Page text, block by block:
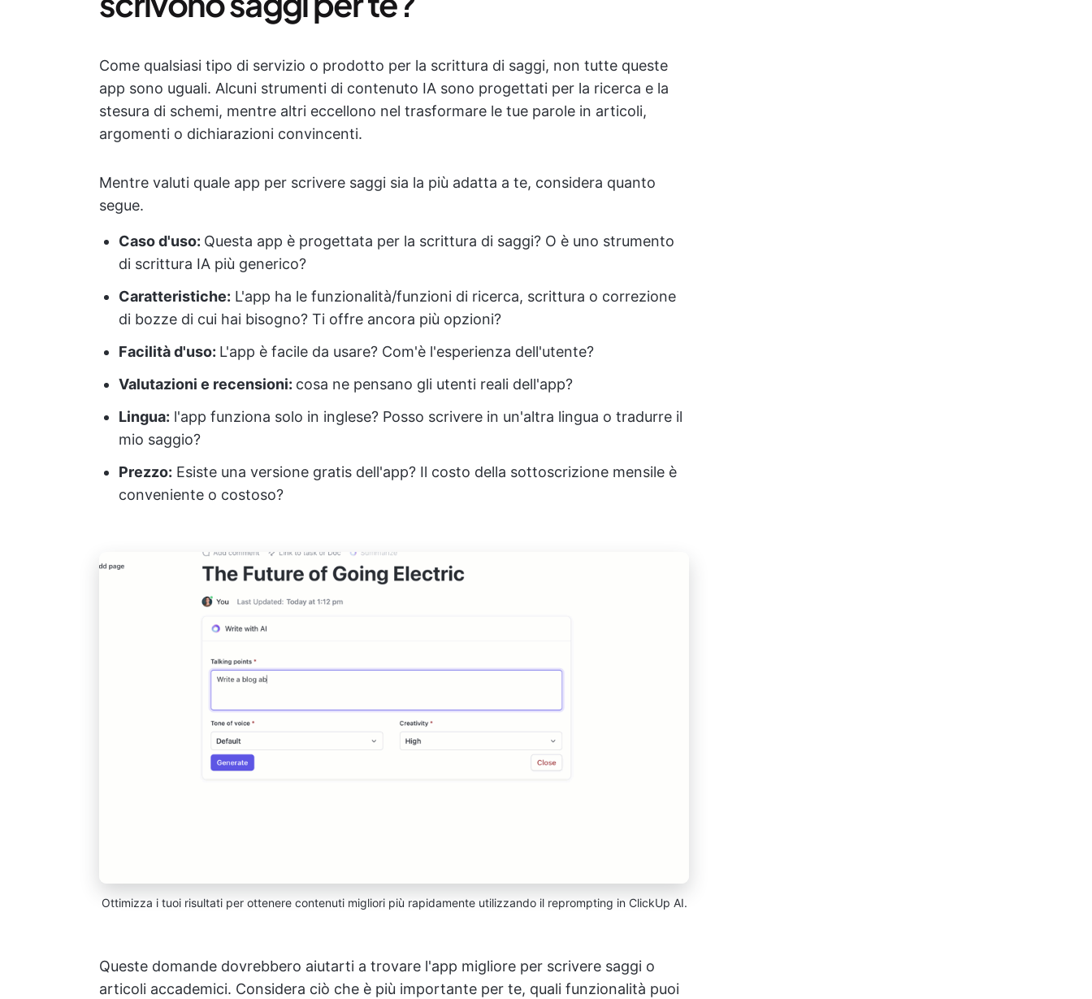
Come qualsiasi tipo di servizio o prodotto per la scrittura di saggi, non tutte queste
app sono uguali. Alcuni strumenti di contenuto IA sono progettati per la ricerca e la
stesura di schemi, mentre altri eccellono nel trasformare le tue parole in articoli,
argomenti o dichiarazioni convincenti.
Mentre valuti quale app per scrivere saggi sia la più adatta a te, considera quanto
segue.
Caso d'uso: Questa app è progettata per la scrittura di saggi? O è uno strumento
di scrittura IA più generico?
Caratteristiche: L'app ha le funzionalità/funzioni di ricerca, scrittura o correzione
di bozze di cui hai bisogno? Ti offre ancora più opzioni?
Facilità d'uso: L'app è facile da usare? Com'è l'esperienza dell'utente?
Valutazioni e recensioni: cosa ne pensano gli utenti reali dell'app?
Lingua: l'app funziona solo in inglese? Posso scrivere in un'altra lingua o tradurre il
mio saggio?
Prezzo: Esiste una versione gratis dell'app? Il costo della sottoscrizione mensile è
conveniente o costoso?
Ottimizza i tuoi risultati per ottenere contenuti migliori più rapidamente utilizzando il reprompting in ClickUp AI.
Queste domande dovrebbero aiutarti a trovare l'app migliore per scrivere saggi o
articoli accademici. Considera ciò che è più importante per te, quali funzionalità puoi